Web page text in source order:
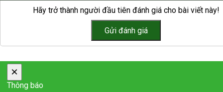
Hãy trở thành người đầu tiên đánh giá cho bài viết này!
×
Thông báo